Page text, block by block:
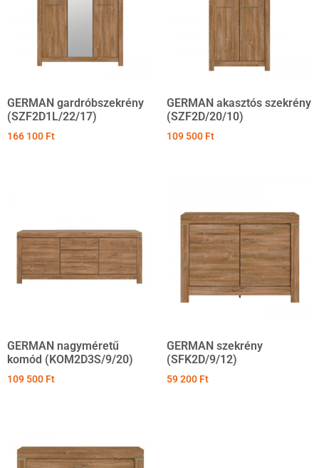
GERMAN gardróbszekrény
(SZF2D1L/22/17)
166 100 Ft
GERMAN akasztós szekrény
(SZF2D/20/10)
109 500 Ft
GERMAN nagyméretű
komód (KOM2D3S/9/20)
109 500 Ft
GERMAN szekrény
(SFK2D/9/12)
59 200 Ft